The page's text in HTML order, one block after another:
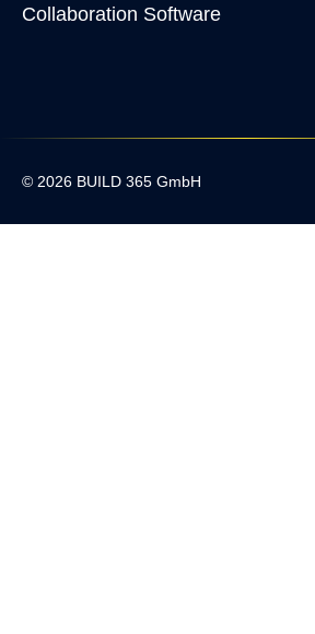
Collaboration Software
© 2026 BUILD 365 GmbH